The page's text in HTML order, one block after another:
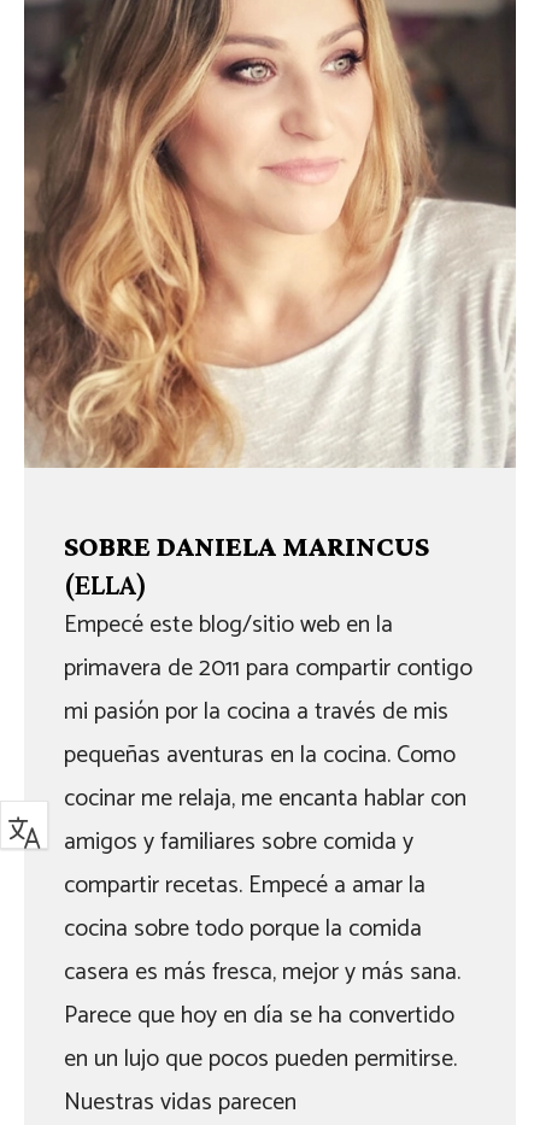
SOBRE DANIELA MARINCUS
(ELLA)
Empecé este blog/sitio web en la
primavera de 2011 para compartir contigo
mi pasión por la cocina a través de mis
pequeñas aventuras en la cocina. Como
cocinar me relaja, me encanta hablar con
amigos y familiares sobre comida y
compartir recetas. Empecé a amar la
cocina sobre todo porque la comida
casera es más fresca, mejor y más sana.
Parece que hoy en día se ha convertido
en un lujo que pocos pueden permitirse.
Nuestras vidas parecen